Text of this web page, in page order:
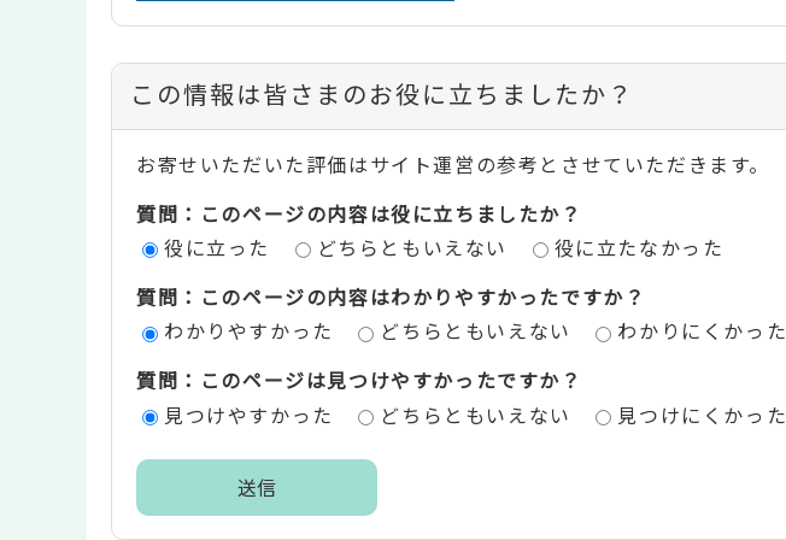
コ
ン
テ
ン
評
エ
この情報は皆さまのお役に立ちましたか？
お寄せいただいた評価はサイト運営の参考とさせていただきます。
質問：このページの内容は役に立ちましたか？
役に立った
どちらともいえない
役に立たなかった
質問：このページの内容はわかりやすかったですか？
わかりやすかった
どちらともいえない
わかりにくかった
質問：このページは見つけやすかったですか？
見つけやすかった
どちらともいえない 見つけにくかった